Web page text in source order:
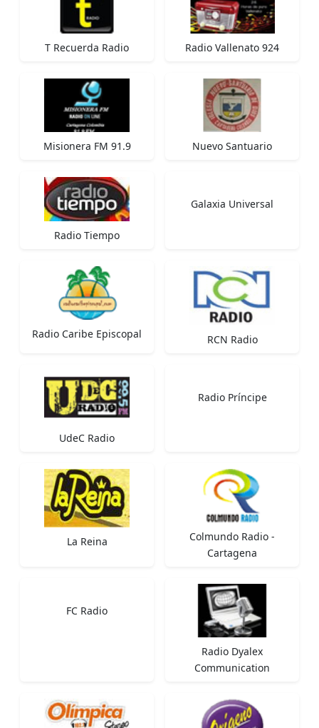
T Recuerda Radio Radio Vallenato 924
Misionera FM 91.9 Nuevo Santuario
Radio Tiempo
Galaxia Universal
Radio Caribe Episcopal RCN Radio
UdeC Radio
Radio Príncipe
La Reina
Colmundo Radio -
Cartagena
FC Radio
Radio Dyalex
Communication